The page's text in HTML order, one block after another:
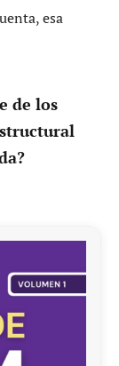
esa
de los